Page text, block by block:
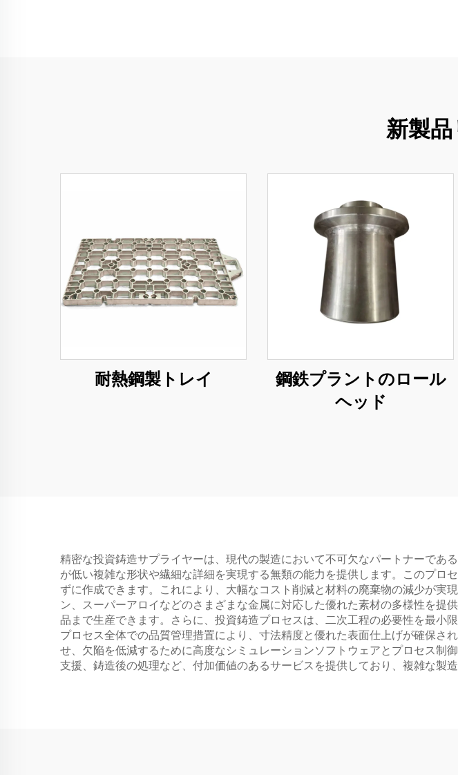
新製
耐熱鋼製トレイ
鋼鉄プラントのロール
ヘッド
精密な投資鋳造サプライヤーは、現代の製造において不可欠なパートナーで
が低い複雑な形状や繊細な詳細を実現する無類の能力を提供します。このプ
ずに作成できます。これにより、大幅なコスト削減と材料の廃棄物の減少が実
ン、スーパーアロイなどのさまざまな金属に対応した優れた素材の多様性を
品まで生産できます。さらに、投資鋳造プロセスは、二次工程の必要性を最小
プロセス全体での品質管理措置により、寸法精度と優れた表面仕上げが確保さ
せ、欠陥を低減するために高度なシミュレーションソフトウェアとプロセス
支援、鋳造後の処理など、付加価値のあるサービスを提供しており、複雑な製